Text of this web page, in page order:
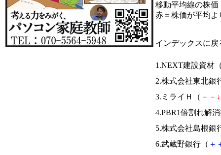
移動平均線の株価
赤＝株価が平均
インデックスに戻
1.NEXT建設資材
2.株式会社東北銀
3.ミライＨ（ － － ↓
4.PBR1倍割れ解
5.株式会社島根銀
6.武蔵野銀行（ ＋